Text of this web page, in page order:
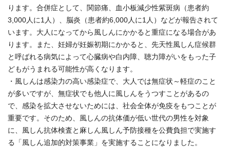
ります。合併症として、関節痛、血小板減少性紫斑病（患者約
3,000人に1人）、脳炎（患者約6,000人に1人）などが報告されて
います。大人になってから風しんにかかると重症になる場合があ
ります。また、妊婦が妊娠初期にかかると、先天性風しん症候群
と呼ばれる病気によって心臓病や白内障、聴力障がいをもった子
どもがうまれる可能性が高くなります。
・風しんは感染力の高い感染症で、大人では無症状～軽症のこと
が多いですが、無症状でも他人に風しんをうつすことがあるの
で、感染を拡大させないためには、社会全体が免疫をもつことが
重要です。そのため、風しんの抗体価が低い世代の男性を対象
に、風しん抗体検査と麻しん風しん予防接種を公費負担で実施す
る「風しん追加的対策事業」を実施することになりました。